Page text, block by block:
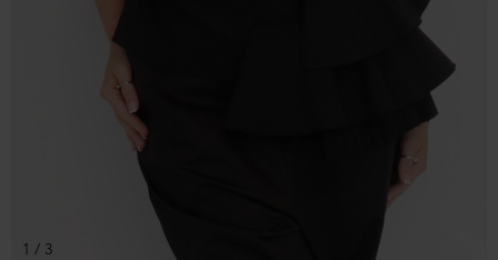
1 / 3